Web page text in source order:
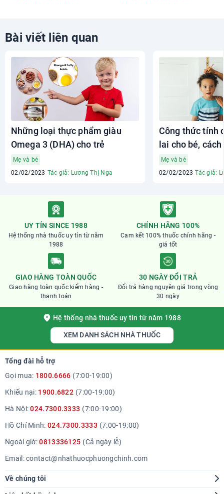
Bài viết liên quan
Những loại thực phẩm giàu
Omega 3 (DHA) cho trẻ
Mẹ và bé
02/02/2023 Tác giả: Lương Thị Nga
Công thức tính
lai cho bé,
cho bé
Mẹ và bé
02/02/2023 Tác giả:
UY TÍN SINCE 1988
Hệ thống nhà thuốc uy tín từ năm
1988
CHÍNH HÃNG 100%
Cam kết 100% thuốc chính hãng -
giá tốt
GIAO HÀNG TOÀN QUỐC
Giao hàng toàn quốc kiểm hàng -
thanh toán
30 NGÀY ĐỔI TRẢ
Đổi trả hàng nguyên giá trong vòng
30 ngày
Hệ thống nhà thuốc uy tín từ năm 1988
XEM DANH SÁCH NHÀ THUỐC
Tổng đài hỗ trợ
Gọi mua: 1800.6666 (7:00-19:00)
Khiếu nại: 1900.6822 (7:00-19:00)
Hà Nội:024.7300.3333 (7:00-19:00)
Hồ Chí Minh: 024.7300.3333 (7:00-19:00)
Ngoài giờ:0813336125 (Cả ngày lễ)
Email:contact@nhathuocphuongchinh.com
Về chúng tôi
Giới thiệu